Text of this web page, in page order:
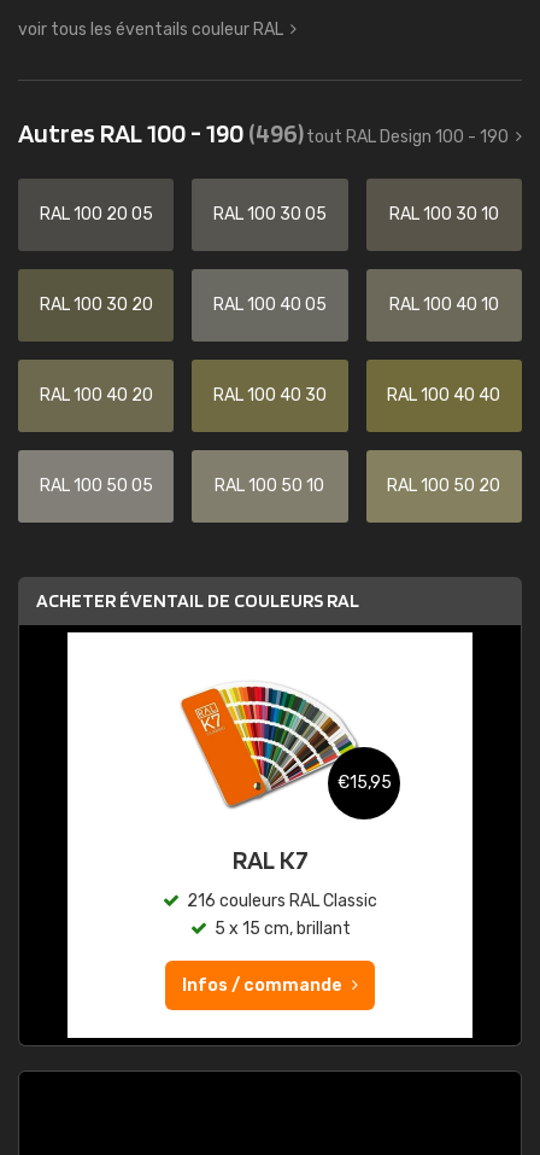
voir tous les éventails couleur RAL
Autres RAL 100 - 190(496)tout RAL Design 100 - 190
RAL 100 20 05 RAL 100 30 05 RAL 100 30 10
RAL 100 30 20 RAL 100 40 05 RAL 100 40 10
RAL 100 40 20 RAL 100 40 30 RAL 100 40 40
RAL 100 50 05 RAL 100 50 10 RAL 100 50 20
ACHETER ÉVENTAIL DE COULEURS RAL
€15,95
RAL K7
216 couleurs RAL Classic
5 x 15 cm, brillant
Infos / commande